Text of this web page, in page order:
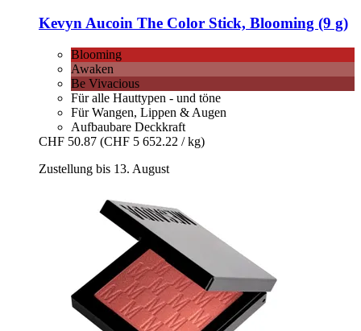
Kevyn Aucoin The Color Stick, Blooming (9 g)
Blooming
Awaken
Be Vivacious
Für alle Hauttypen - und töne
Für Wangen, Lippen & Augen
Aufbaubare Deckkraft
CHF 50.87 (CHF 5 652.22 / kg)
Zustellung bis 13. August